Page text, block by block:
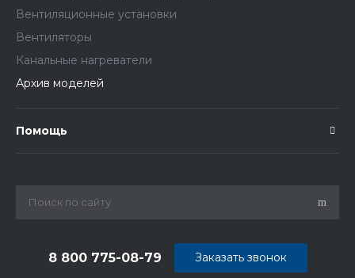
Вентиляционные установки
Вентиляторы
Канальные нагреватели
Архив моделей
Помощь
8 800 775-08-79 Заказать звонок